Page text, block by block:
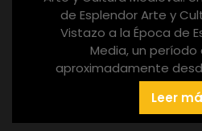
de Esplendor Arte y
Vistazo a la Época de
Media, un
aproximadamente
Leer